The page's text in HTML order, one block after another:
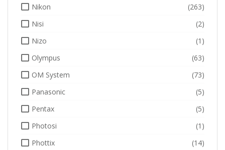
Nikon
(263)
Nisi
(2)
Nizo
(1)
Olympus
(63)
OM System
(73)
Panasonic
(5)
Pentax
(5)
Photosi
(1)
Phottix
(14)